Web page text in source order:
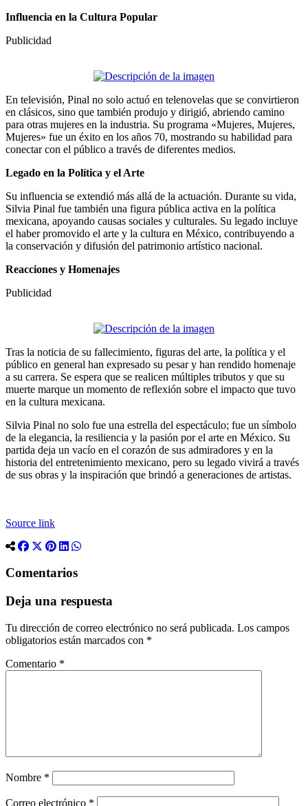
Influencia en la Cultura Popular
Publicidad
En televisión, Pinal no solo actuó en telenovelas que se convirtieron
en clásicos, sino que también produjo y dirigió, abriendo camino
para otras mujeres en la industria. Su programa «Mujeres, Mujeres,
Mujeres» fue un éxito en los años 70, mostrando su habilidad para
conectar con el público a través de diferentes medios.
Legado en la Política y el Arte
Su influencia se extendió más allá de la actuación. Durante su vida,
Silvia Pinal fue también una figura pública activa en la política
mexicana, apoyando causas sociales y culturales. Su legado incluye
el haber promovido el arte y la cultura en México, contribuyendo a
la conservación y difusión del patrimonio artístico nacional.
Reacciones y Homenajes
Publicidad
Tras la noticia de su fallecimiento, figuras del arte, la política y el
público en general han expresado su pesar y han rendido homenaje
a su carrera. Se espera que se realicen múltiples tributos y que su
muerte marque un momento de reflexión sobre el impacto que tuvo
en la cultura mexicana.
Silvia Pinal no solo fue una estrella del espectáculo; fue un símbolo
de la elegancia, la resiliencia y la pasión por el arte en México. Su
partida deja un vacío en el corazón de sus admiradores y en la
historia del entretenimiento mexicano, pero su legado vivirá a través
de sus obras y la inspiración que brindó a generaciones de artistas.
Source link
Comentarios
Deja una respuesta
Tu dirección de correo electrónico no será publicada. Los campos
obligatorios están marcados con *
Comentario *
Nombre *
Correo electrónico *